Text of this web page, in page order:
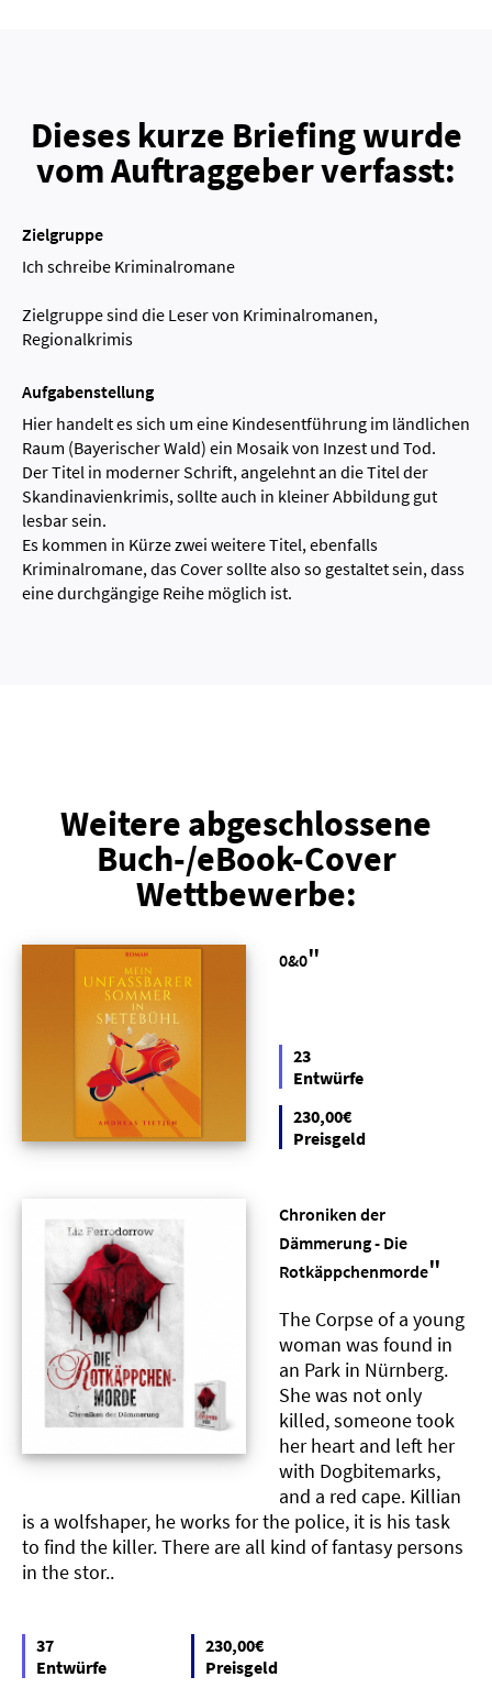
Dieses kurze Briefing wurde
vom Auftraggeber verfasst:
Zielgruppe
Ich schreibe Kriminalromane
Zielgruppe sind die Leser von Kriminalromanen,
Regionalkrimis
Aufgabenstellung
Hier handelt es sich um eine Kindesentführung im ländlichen
Raum (Bayerischer Wald) ein Mosaik von Inzest und Tod.
Der Titel in moderner Schrift, angelehnt an die Titel der
Skandinavienkrimis, sollte auch in kleiner Abbildung gut
lesbar sein.
Es kommen in Kürze zwei weitere Titel, ebenfalls
Kriminalromane, das Cover sollte also so gestaltet sein, dass
eine durchgängige Reihe möglich ist.
Weitere abgeschlossene
Buch-/eBook-Cover
Wettbewerbe:
0&0"
23
Entwürfe
230,00€
Preisgeld
Chroniken der
Dämmerung - Die
Rotkäppchenmorde"
The Corpse of a young
woman was found in
an Park in Nürnberg.
She was not only
killed, someone took
her heart and left her
with Dogbitemarks,
and a red cape. Killian
is a wolfshaper, he works for the police, it is his task
to find the killer. There are all kind of fantasy persons
in the stor..
37
Entwürfe
230,00€
Preisgeld